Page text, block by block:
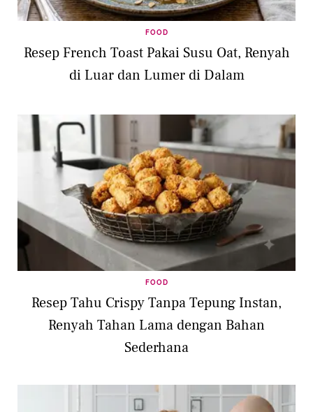
FOOD
Resep French Toast Pakai Susu Oat, Renyah
di Luar dan Lumer di Dalam
FOOD
Resep Tahu Crispy Tanpa Tepung Instan,
Renyah Tahan Lama dengan Bahan
Sederhana